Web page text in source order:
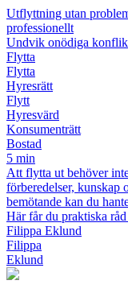
Utflyttning utan
professionellt
Undvik onödiga
Flytta
Flytta
Hyresrätt
Flytt
Hyresvärd
Konsumenträtt
Bostad
5 min
Att flytta ut behöver
förberedelser, kunskap
bemötande kan du
Här får du praktiska
Filippa Eklund
Filippa
Eklund